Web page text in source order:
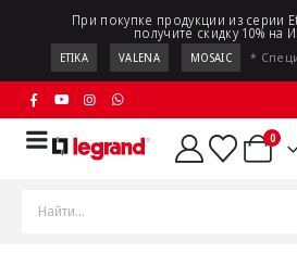
При покупке продукции из серии
получите скидку 10% на
ETIKA VALENA MOSAIC *
0